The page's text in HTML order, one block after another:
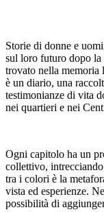
Storie di donne e
sul loro futuro dopo la
trovato nella memoria
è un diario, una
testimonianze di vita
nei quartieri e nei
Ogni capitolo ha un
collettivo,
tra i colori è la
vista ed esperienze.
possibilità di